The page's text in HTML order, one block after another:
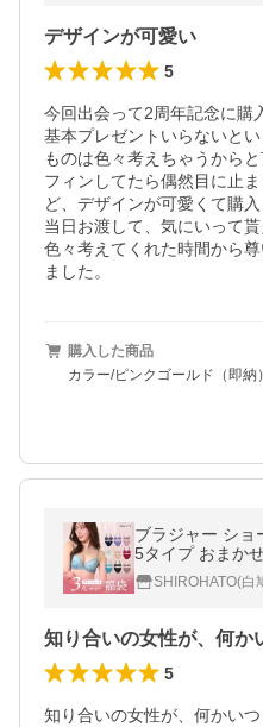
デザインが可愛い
5
今回出会って2周年記念に購
基本プレゼントいらないと
ものは色々考えちゃうから
フィンしてたら偶然目に止
ど、デザインが可愛くて購入
当日お渡して、気にいって
色々考えてくれた時間から
ました。
購入した商品
カラー/ピンクゴールド（即納）
ブラジャー ショ
5タイプ おまか
プル ABCDEF 大
SHIROHATO(白
5
知り合いの女性が、何かい